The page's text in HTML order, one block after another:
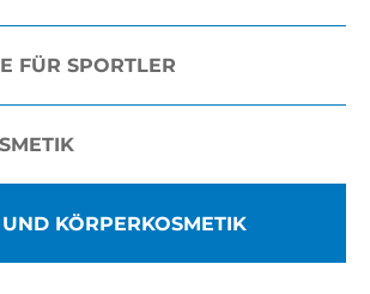
FÜR SPORTLER
KÖRPERKOSMETIK